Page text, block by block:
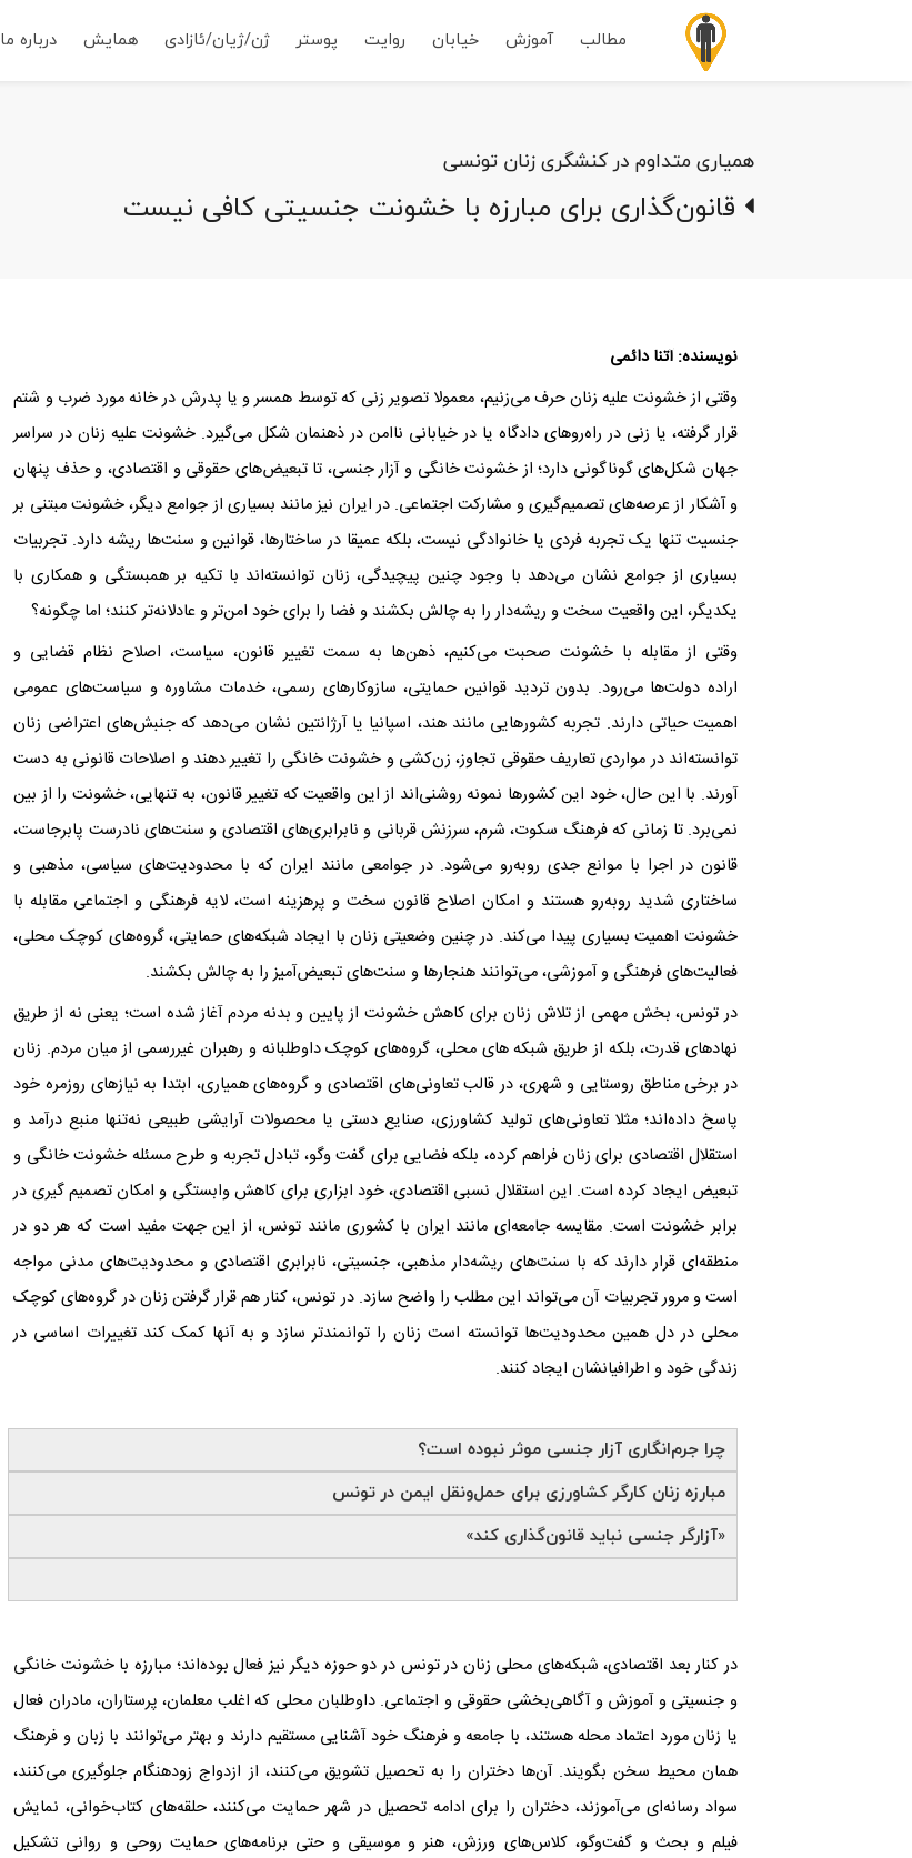
مطالب آموزش خیابان روایت پوستر ژن/ژیان/ئازادی همایش درباره ما
همیاری متداوم در کنشگری زنان تونسی
قانون‌گذاری برای مبارزه با خشونت جنسیتی کافی نیست
نویسنده: آتنا دائمی
وقتی از خشونت علیه زنان حرف می‌زنیم، معمولا تصویر زنی که توسط همسر و یا پدرش در خانه مورد ضرب و شتم
قرار گرفته، یا زنی در راه‌روهای دادگاه یا در خیابانی ناامن در ذهنمان شکل می‌گیرد. خشونت علیه زنان در سراسر
جهان شکل‌های گوناگونی دارد؛ از خشونت خانگی و آزار جنسی، تا تبعیض‌های حقوقی و اقتصادی، و حذف پنهان
و آشکار از عرصه‌های تصمیم‌گیری و مشارکت اجتماعی. در ایران نیز مانند بسیاری از جوامع دیگر، خشونت مبتنی بر
جنسیت تنها یک تجربه‌ فردی یا خانوادگی نیست، بلکه عمیقا در ساختارها، قوانین و سنت‌ها ریشه دارد. تجربیات
بسیاری از جوامع نشان می‌دهد با وجود چنین پیچیدگی، زنان توانسته‌اند با تکیه بر همبستگی و همکاری با
یکدیگر، این واقعیت سخت و ریشه‌دار را به چالش بکشند و فضا را برای خود امن‌تر و عادلانه‌تر کنند؛ اما چگونه؟
وقتی از مقابله با خشونت صحبت می‌کنیم، ذهن‌ها به سمت تغییر قانون، سیاست، اصلاح نظام قضایی و
اراده‌ دولت‌ها می‌رود. بدون تردید قوانین حمایتی، سازوکارهای رسمی، خدمات مشاوره و سیاست‌های عمومی
اهمیت حیاتی دارند. تجربه‌ کشورهایی مانند هند، اسپانیا یا آرژانتین نشان می‌دهد که جنبش‌های اعتراضی زنان
توانسته‌اند در مواردی تعاریف حقوقی تجاوز، زن‌کشی و خشونت خانگی را تغییر دهند و اصلاحات قانونی به ‌دست
آورند. با این حال، خود این کشورها نمونه‌ روشنی‌اند از این واقعیت که تغییر قانون، به ‌تنهایی، خشونت را از بین
نمی‌برد. تا زمانی که فرهنگ سکوت، شرم، سرزنش قربانی و نابرابری‌های اقتصادی و سنت‌های نادرست پابرجاست،
قانون در اجرا با موانع جدی روبه‌رو می‌شود. در جوامعی مانند ایران که با محدودیت‌های سیاسی، مذهبی و
ساختاری شدید روبه‌رو هستند و امکان اصلاح قانون سخت و پرهزینه است، لایه‌ فرهنگی و اجتماعی مقابله با
خشونت اهمیت بسیاری پیدا می‌کند. در چنین وضعیتی زنان با ایجاد شبکه‌های حمایتی، گروه‌های کوچک محلی،
فعالیت‌های فرهنگی و آموزشی، می‌توانند هنجارها و سنت‌های تبعیض‌آمیز را به چالش بکشند.
در تونس، بخش مهمی از تلاش زنان برای کاهش خشونت از پایین و بدنه مردم آغاز شده است؛ یعنی نه از طریق
نهادهای قدرت، بلکه از طریق شبکه ‌های محلی، گروه‌های کوچک داوطلبانه و رهبران غیررسمی از میان مردم. زنان
در برخی مناطق روستایی و شهری، در قالب تعاونی‌های اقتصادی و گروه‌های همیاری، ابتدا به نیازهای روزمره‌ خود
پاسخ داده‌اند؛ مثلا تعاونی‌های تولید کشاورزی، صنایع دستی یا محصولات آرایشی طبیعی نه‌تنها منبع درآمد و
استقلال اقتصادی برای زنان فراهم کرده، بلکه فضایی برای گفت ‌وگو، تبادل تجربه و طرح مسئله‌ خشونت خانگی و
تبعیض ایجاد کرده است. این استقلال نسبی اقتصادی، خود ابزاری برای کاهش وابستگی و امکان تصمیم‌ گیری در
برابر خشونت است. مقایسه‌ جامعه‌ای مانند ایران با کشوری مانند تونس، از این جهت مفید است که هر دو در
منطقه‌ای قرار دارند که با سنت‌های ریشه‌دار مذهبی، جنسیتی، نابرابری اقتصادی و محدودیت‌های مدنی مواجه
است و مرور تجربیات آن می‌تواند این مطلب را واضح سازد. در تونس، کنار هم قرار گرفتن زنان در گروه‌های کوچک
محلی در دل همین محدودیت‌ها توانسته است زنان را توانمندتر سازد و به آنها کمک کند تغییرات اساسی در
زندگی خود و اطرافیانشان ایجاد کنند.
چرا جرم‌انگاری آزار جنسی موثر نبوده است؟
مبارزه زنان کارگر کشاورزی برای حمل‌و‌نقل ایمن در تونس
«آزارگر جنسی نباید قانون‌گذاری کند»
در کنار بعد اقتصادی، شبکه‌های محلی زنان در تونس در دو حوزه‌ دیگر نیز فعال بوده‌اند؛ مبارزه با خشونت خانگی
و جنسیتی و آموزش و آگاهی‌بخشی حقوقی و اجتماعی. داوطلبان محلی که اغلب معلمان، پرستاران، مادران فعال
یا زنان مورد اعتماد محله هستند، با جامعه‌ و فرهنگ خود آشنایی مستقیم دارند و بهتر می‌توانند با زبان و فرهنگ
همان محیط سخن بگویند. آن‌ها دختران را به تحصیل تشویق می‌کنند، از ازدواج زودهنگام جلوگیری می‌کنند،
سواد رسانه‌ای می‌آموزند، دختران را برای ادامه تحصیل در شهر حمایت می‌کنند، حلقه‌های کتاب‌خوانی، نمایش
فیلم و بحث و گفت‌و‌گو، کلاس‌های ورزش، هنر و موسیقی و حتی برنامه‌های حمایت روحی و روانی تشکیل